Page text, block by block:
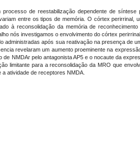
de reestabilização dependente de síntese
entre os tipos de memória. O córtex perirrinal,
à reconsolidação da memória de
nós investigamos o envolvimento do córtex
após sua reativação na presença de
revelaram um aumento proeminente na
NMDAr pelo antagonista AP5 e o nocaute da
limitante para a reconsolidação da MRO que
atividade de receptores NMDA.